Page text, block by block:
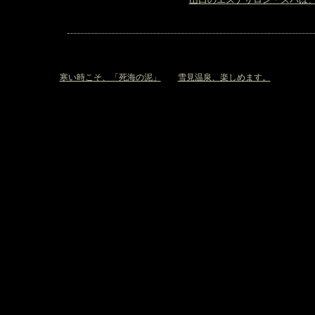
寒い時こそ、「死海の泥」 雪見温泉、楽しめます。